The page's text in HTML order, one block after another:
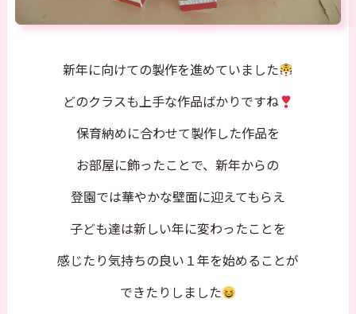
新年に向けての製作を進めていました
どのクラスも上手な作品ばかりですね
保育納めに合わせて製作した作品を
お部屋に飾ったことで、新年からの
登園では華やかな壁面に迎えてもらえ
子ども達は新しい年に変わったことを
感じたり気持ちの良い１年を始めることが
できたりしました